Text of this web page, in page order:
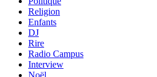
Religion
Enfants
DJ
Rire
Radio Campus
Interview